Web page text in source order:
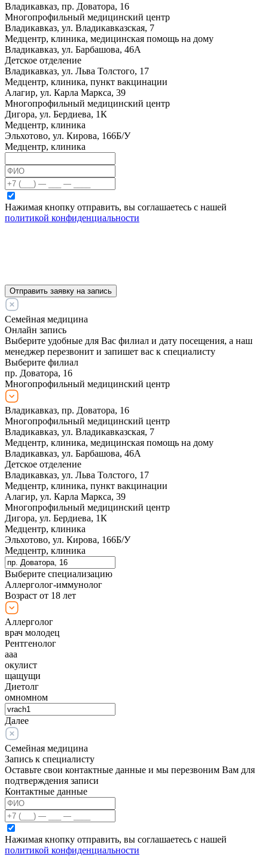
Владикавказ, пр. Доватора, 16
Многопрофильный медицинский центр
Владикавказ, ул. Владикавказская, 7
Медцентр, клиника, медицинская помощь на дому
Владикавказ, ул. Барбашова, 46А
Детское отделение
Владикавказ, ул. Льва Толстого, 17
Медцентр, клиника, пункт вакцинации
Алагир, ул. Карла Маркса, 39
Многопрофильный медицинский центр
Дигора, ул. Бердиева, 1К
Медцентр, клиника
Эльхотово, ул. Кирова, 166Б/У
Медцентр, клиника
Нажимая кнопку отправить, вы соглашаетесь с нашей
политикой конфиденциальности
Отправить заявку на запись
Семейная медицина
Онлайн запись
Выберите удобные для Вас филиал и дату посещения, а наш
менеджер перезвонит и запишет вас к специалисту
Выберите филиал
пр. Доватора, 16
Многопрофильный медицинский центр
Владикавказ, пр. Доватора, 16
Многопрофильный медицинский центр
Владикавказ, ул. Владикавказская, 7
Медцентр, клиника, медицинская помощь на дому
Владикавказ, ул. Барбашова, 46А
Детское отделение
Владикавказ, ул. Льва Толстого, 17
Медцентр, клиника, пункт вакцинации
Алагир, ул. Карла Маркса, 39
Многопрофильный медицинский центр
Дигора, ул. Бердиева, 1К
Медцентр, клиника
Эльхотово, ул. Кирова, 166Б/У
Медцентр, клиника
Выберите специализацию
Аллерголог-иммунолог
Возраст от 18 лет
Аллерголог
врач молодец
Рентгенолог
ааа
окулист
щащущи
Диетолг
омномном
Далее
Семейная медицина
Запись к специалисту
Оставьте свои контактные данные и мы перезвоним Вам для
подтверждения записи
Контактные данные
Нажимая кнопку отправить, вы соглашаетесь с нашей
политикой конфиденциальности